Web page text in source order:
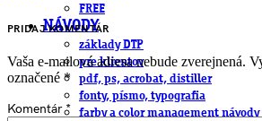
FREE
NÁVODY
základy DTP
pre klientov
pdf, ps, acrobat, distiller
fonty, písmo, typografia
farby a color management návody
PRIDAJ KOMENTÁR
Vaša e-mailová adresa nebude zverejnená.
označené *
Komentár*